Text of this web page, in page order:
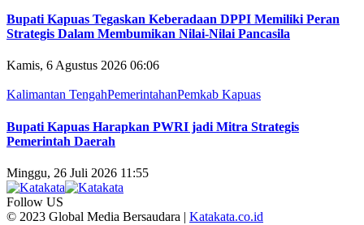
Bupati Kapuas Tegaskan Keberadaan DPPI Memiliki Peran
Strategis Dalam Membumikan Nilai-Nilai Pancasila
Kamis, 6 Agustus 2026 06:06
Kalimantan TengahPemerintahanPemkab Kapuas
Bupati Kapuas Harapkan PWRI jadi Mitra Strategis
Pemerintah Daerah
Minggu, 26 Juli 2026 11:55
Follow US
© 2023 Global Media Bersaudara | Katakata.co.id